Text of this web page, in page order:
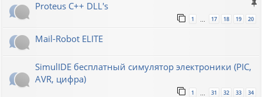
Proteus C++ DLL's
1 … 17 18 19 20
Mail-Robot ELITE
SimulIDE бесплатный симулятор электроники (PIC,
AVR, цифра)
1 31 32 33 34